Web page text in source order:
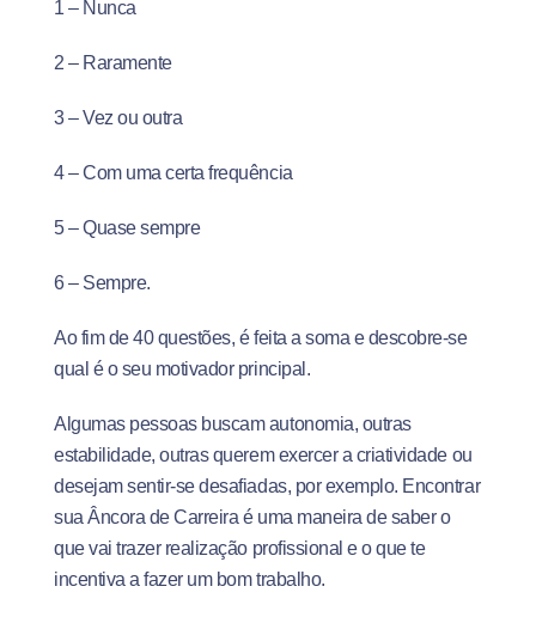
1 – Nunca
2 – Raramente
3 – Vez ou outra
4 – Com uma certa frequência
5 – Quase sempre
6 – Sempre.
Ao fim de 40 questões, é feita a soma e descobre-se
qual é o seu motivador principal.
Algumas pessoas buscam autonomia, outras
estabilidade, outras querem exercer a criatividade ou
desejam sentir-se desafiadas, por exemplo. Encontrar
sua Âncora de Carreira é uma maneira de saber o
que vai trazer realização profissional e o que te
incentiva a fazer um bom trabalho.